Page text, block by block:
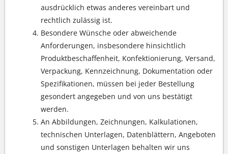
ausdrücklich etwas anderes vereinbart und
rechtlich zulässig ist.
Besondere Wünsche oder abweichende
Anforderungen, insbesondere hinsichtlich
Produktbeschaffenheit, Konfektionierung, Versand,
Verpackung, Kennzeichnung, Dokumentation oder
Spezifikationen, müssen bei jeder Bestellung
gesondert angegeben und von uns bestätigt
werden.
An Abbildungen, Zeichnungen, Kalkulationen,
technischen Unterlagen, Datenblättern, Angeboten
und sonstigen Unterlagen behalten wir uns